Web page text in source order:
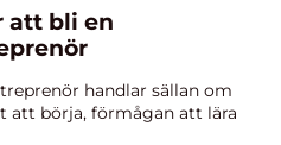
att bli en
handlar sällan om
att börja, förmågan att lära